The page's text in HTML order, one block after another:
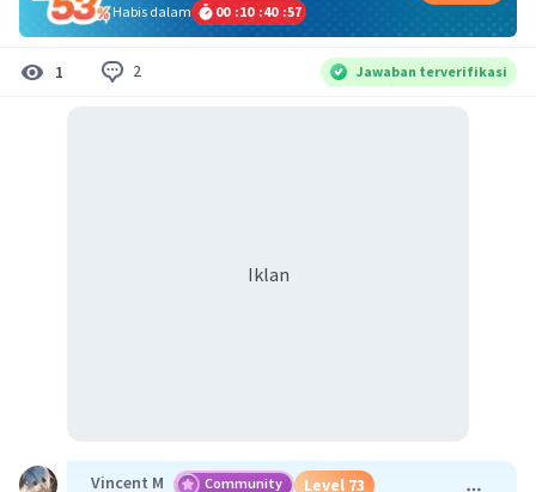
Habis dalam
00 :10 :40 :56
1 2 Jawaban terverifikasi
Iklan
Vincent M Community Level 73